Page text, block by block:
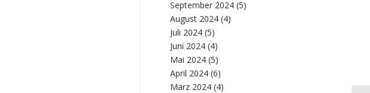
September 2024 (5)
August 2024 (4)
Juli 2024 (5)
Juni 2024 (4)
Mai 2024 (5)
April 2024 (6)
März 2024 (4)